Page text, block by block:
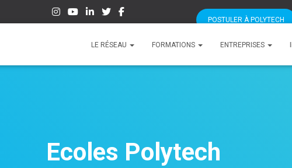
POSTULER À POLYTECH
LE RÉSEAU FORMATIONS ENTREPRISES
Ecoles Polytech